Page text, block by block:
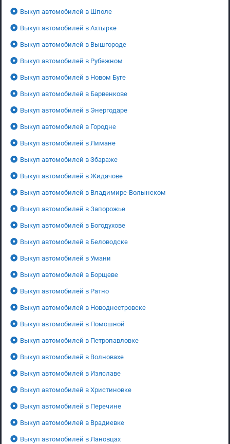
Выкуп автомобилей в Шполе
Выкуп автомобилей в Ахтырке
Выкуп автомобилей в Вышгороде
Выкуп автомобилей в Рубежном
Выкуп автомобилей в Новом Буге
Выкуп автомобилей в Барвенкове
Выкуп автомобилей в Энергодаре
Выкуп автомобилей в Городне
Выкуп автомобилей в Лимане
Выкуп автомобилей в Збараже
Выкуп автомобилей в Жидачове
Выкуп автомобилей в Владимире-Волынском
Выкуп автомобилей в Запорожье
Выкуп автомобилей в Богодухове
Выкуп автомобилей в Беловодске
Выкуп автомобилей в Умани
Выкуп автомобилей в Борщеве
Выкуп автомобилей в Ратно
Выкуп автомобилей в Новоднестровске
Выкуп автомобилей в Помошной
Выкуп автомобилей в Петропавловке
Выкуп автомобилей в Волновахе
Выкуп автомобилей в Изяславе
Выкуп автомобилей в Христиновке
Выкуп автомобилей в Перечине
Выкуп автомобилей в Врадиевке
Выкуп автомобилей в Лановцах